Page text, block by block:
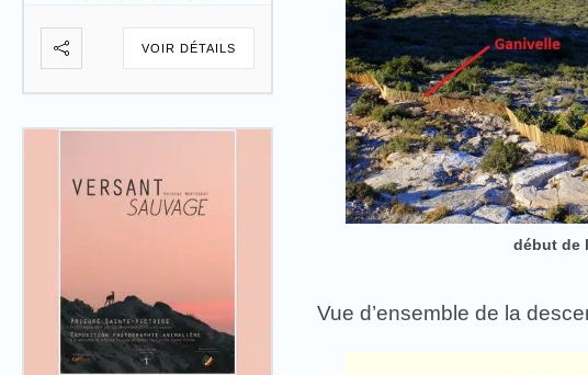
début de
Vue d’ensemble de la
VOIR DÉTAILS